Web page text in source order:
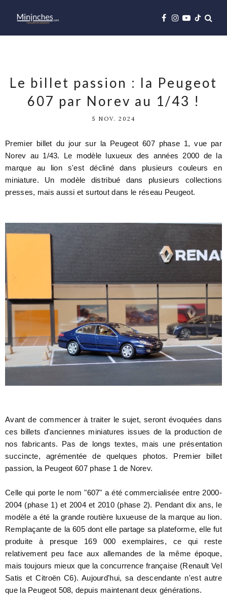
Le billet passion : la Peugeot
607 par Norev au 1/43 !
5 NOV. 2024
Premier billet du jour sur la Peugeot 607 phase 1, vue par
Norev au 1/43. Le modèle luxueux des années 2000 de la
marque au lion s'est décliné dans plusieurs couleurs en
miniature. Un modèle distribué dans plusieurs collections
presses, mais aussi et surtout dans le réseau Peugeot.
Avant de commencer à traiter le sujet, seront évoquées dans
ces billets d'anciennes miniatures issues de la production de
nos fabricants. Pas de longs textes, mais une présentation
succincte, agrémentée de quelques photos. Premier billet
passion, la Peugeot 607 phase 1 de Norev.
Celle qui porte le nom "607" a été commercialisée entre 2000-
2004 (phase 1) et 2004 et 2010 (phase 2). Pendant dix ans, le
modèle a été la grande routière luxueuse de la marque au lion.
Remplaçante de la 605 dont elle partage sa plateforme, elle fut
produite à presque 169 000 exemplaires, ce qui reste
relativement peu face aux allemandes de la même époque,
mais toujours mieux que la concurrence française (Renault Vel
Satis et Citroën C6). Aujourd'hui, sa descendante n'est autre
que la Peugeot 508, depuis maintenant deux générations.